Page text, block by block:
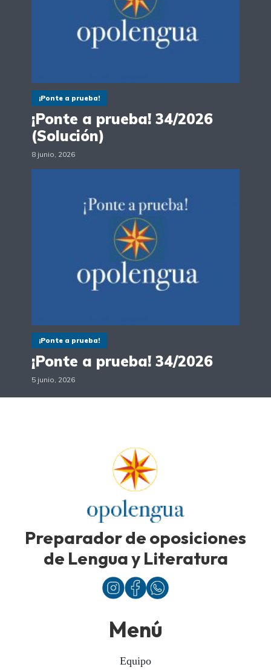
¡Ponte a prueba!
¡Ponte a prueba! 34/2026
(Solución)
8 junio, 2026
¡Ponte a prueba!
¡Ponte a prueba! 34/2026
5 junio, 2026
Preparador de oposiciones
de Lengua y Literatura
Menú
Equipo